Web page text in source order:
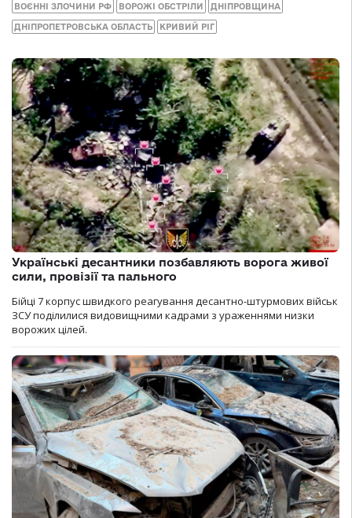
ВОЄННІ ЗЛОЧИНИ РФ ВОРОЖІ ОБСТРІЛИ ДНІПРОВЩИНА
ДНІПРОПЕТРОВСЬКА ОБЛАСТЬ КРИВИЙ РІГ
Українські десантники позбавляють ворога живої
сили, провізії та пального
Бійці 7 корпус швидкого реагування десантно-штурмових військ
ЗСУ поділилися видовищними кадрами з ураженнями низки
ворожих цілей.